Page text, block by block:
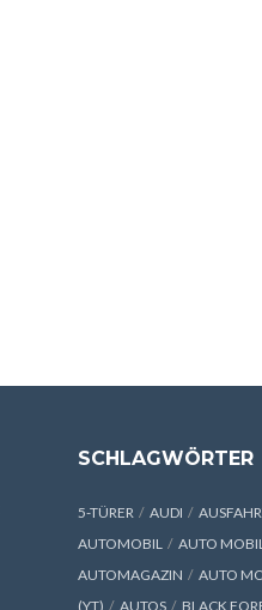
SCHLAGWÖRTER
5-TÜRER AUDI
AUTOMOBIL
AUTO
AUTOMAGAZIN
AUTO
(YT)
AUTOS BLACK